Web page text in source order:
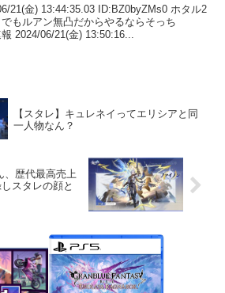
21(金) 13:44:35.03 ID:BZ0byZMs0 ホタル2
もルアン無凸だからやるならそっち
2024/06/21(金) 13:50:16...
【スタレ】キュレネイってエリシアと同
一人物なん？
、歴代最高売上
スタレの顔と